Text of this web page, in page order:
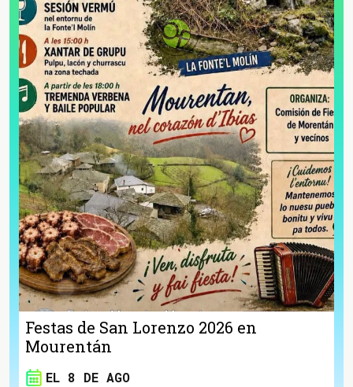
Festas de San Lorenzo 2026 en
Mourentán
EL 8 DE AGO